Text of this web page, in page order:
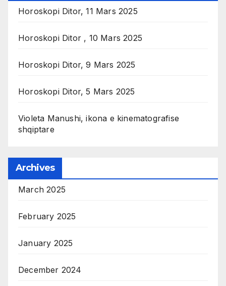
Horoskopi Ditor, 11 Mars 2025
Horoskopi Ditor , 10 Mars 2025
Horoskopi Ditor, 9 Mars 2025
Horoskopi Ditor, 5 Mars 2025
Violeta Manushi, ikona e kinematografise
shqiptare
Archives
March 2025
February 2025
January 2025
December 2024